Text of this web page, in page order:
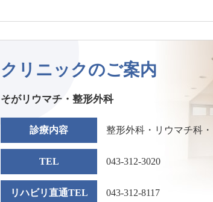
クリニックのご案内
そがリウマチ・整形外科
診療内容 整形外科・リウマチ科
TEL 043-312-3020
リハビリ直通TEL 043-312-8117